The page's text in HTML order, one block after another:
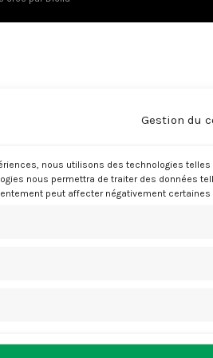
Gestion du
nous utilisons des technologies
nous permettra de traiter des données
peut affecter négativement